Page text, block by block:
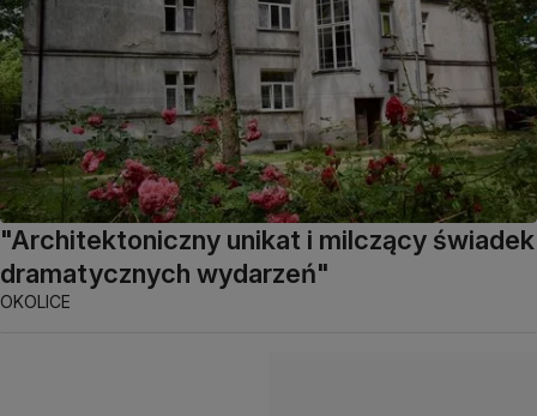
"Architektoniczny unikat i milczący świadek
dramatycznych wydarzeń"
OKOLICE